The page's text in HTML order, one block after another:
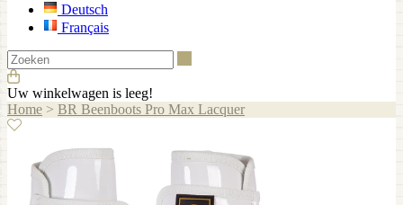
Deutsch
Français
Uw winkelwagen is leeg!
Home > BR Beenboots Pro Max Lacquer